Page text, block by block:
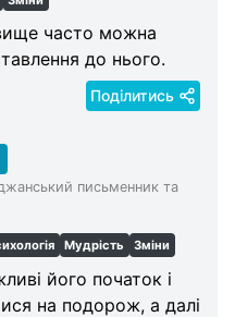
часто можна
до нього.
Поділитись
письменник та
Мудрість Зміни
його початок і
на подорож, а далі